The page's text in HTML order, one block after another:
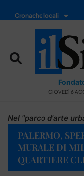
Cronache locali
GIOVEDÌ 6
Nel "parco d'arte
PALERMO,
MURALE DI
QUARTIERE